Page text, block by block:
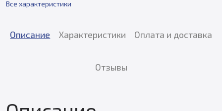
Все характеристики
Описание Характеристики Оплата и доставка
Отзывы